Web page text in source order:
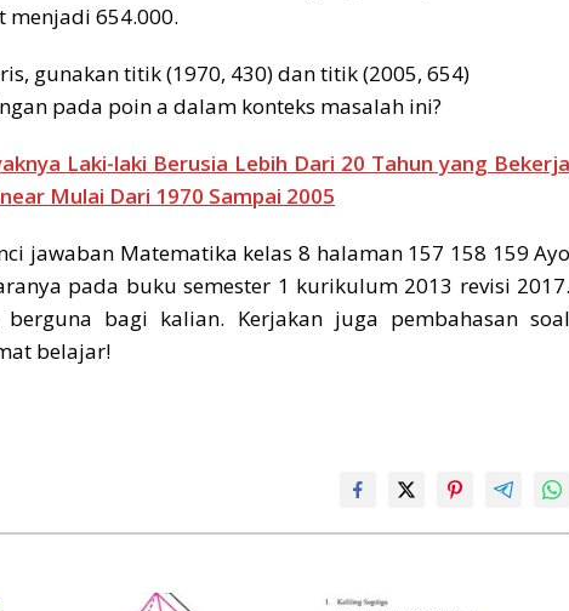
menjadi 654.000.
gunakan titik (1970, 430) dan titik (2005, 654)
pada poin a dalam konteks masalah ini?
Laki-laki Berusia Lebih Dari 20 Tahun yang Bekerja
Mulai Dari 1970 Sampai 2005
jawaban Matematika kelas 8 halaman 157 158 159 Ayo
pada buku semester 1 kurikulum 2013 revisi 2017.
bagi kalian. Kerjakan juga pembahasan soal
belajar!